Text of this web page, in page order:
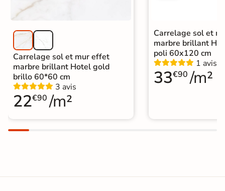
Carrelage sol et mur effet
marbre brillant Hotel gold
brillo 60*60 cm
3 avis
22€90 /m²
Carrelage sol et
marbre brillant
poli 60x120 cm
1 avis
33€90 /m²